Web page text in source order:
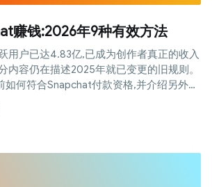
赚钱:2026年9种有效方法
用户已达4.83亿,已成为创作者真正的收入
内容仍在描述2025年就已变更的旧规则。
如何符合Snapchat付款资格,并介绍另外八
标即可开始赚钱的方法。